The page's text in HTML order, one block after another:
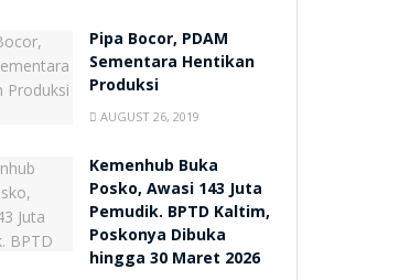
Pipa Bocor, PDAM
Sementara Hentikan
Produksi
AUGUST 26, 2019
Kemenhub Buka
Posko, Awasi 143 Juta
Pemudik. BPTD Kaltim,
Poskonya Dibuka
hingga 30 Maret 2026